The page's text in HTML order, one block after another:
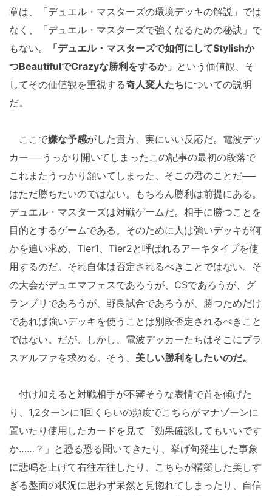
章は、「デュエル・マスターズの環境デッキの解説」では
なく、「デュエル・マスターズで強くなるための秘訣」で
もない。
「デュエル・マスターズで如何にしてStylishか
つBeautifulでCrazyな勝利をするか」 という価値観、そ
してその価値観を重視する奇人変人たちについての説明
だ。
ここで嫌な予感がした貴方、実にいい反応だ。電波デッ
カー──うっかり開いてしまったこの記事の最初の段落で
これまたうっかり頷いてしまった、そこの君のことだ──
はただ勝ちたいのではない。もちろん勝利は前提にある。
デュエル・マスターズは対戦ゲームだ。相手に勝つことを
目的とするゲームである。そのために人は強いデッキが何
かを追い求め、Tier1、Tier2と呼ばれるアーキタイプを使
用するのだ。それ自体は否定されるべきことではない。そ
の大会がデュエマフェスであろうが、CSであろうが、グ
ランプリであろうが、野良試合であろうが、勝つためだけ
であれば強いデッキを使うことは別段否定されるべきこと
ではない。だが、しかし、電波デッカーたちはそこにプラ
スアルファを求める。そう、 美しい勝利をしたいのだ。
付け加えると対戦相手が不審そうな表情で首を傾げた
り、1,2ターンに1回くらいの頻度でこちらがマナゾーンに
置いたり使用したカードを見て「効果確認してもいいです
か……？」と恐る恐る聞いてきたり、挙げ句発生した事象
に悲鳴を上げて右往左往したり、こちらが構築した美しす
ぎる盤面の状況に思わず呆然と見惚れてしまったり、自信